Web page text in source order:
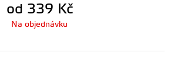
od 339 Kč
Na objednávku